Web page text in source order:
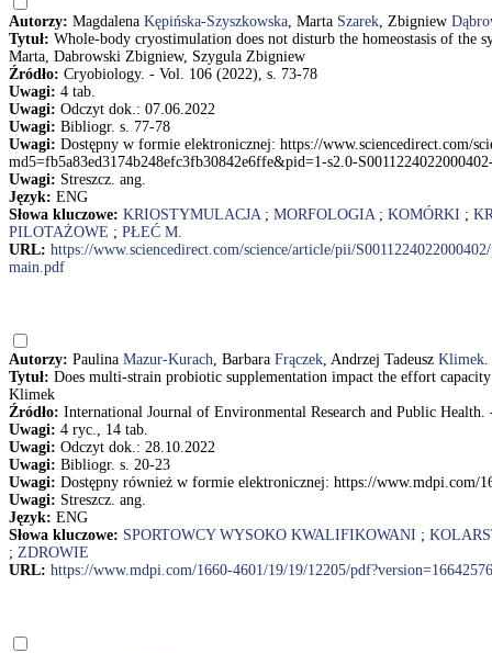
Autorzy: Magdalena Kępińska-Szyszkowska, Marta Szarek, Zbigniew
Tytuł: Whole-body cryostimulation does not disturb the homeostasis of the
Marta, Dabrowski Zbigniew, Szygula Zbigniew
Źródło: Cryobiology. - Vol. 106 (2022), s. 73-78
Uwagi: 4 tab.
Uwagi: Odczyt dok.: 07.06.2022
Uwagi: Bibliogr. s. 77-78
Uwagi: Dostępny w formie elektronicznej: https://www.sciencedirect.com/
md5=fb5a83ed3174b248efc3fb30842e6ffe&pid=1-s2.0-
Uwagi: Streszcz. ang.
Język: ENG
Słowa kluczowe: KRIOSTYMULACJA; MORFOLOGIA; KOMÓRKI ;
PILOTAŻOWE ; PŁEĆ M.
URL: https://www.sciencedirect.com/science/article/pii/
main.pdf
Autorzy: Paulina Mazur-Kurach, Barbara Frączek, Andrzej Tadeusz Klimek.
Tytuł: Does multi-strain probiotic supplementation impact the effort
Klimek
Źródło: International Journal of Environmental Research and Public
Uwagi: 4 ryc., 14 tab.
Uwagi: Odczyt dok.: 28.10.2022
Uwagi: Bibliogr. s. 20-23
Uwagi: Dostępny również w formie elektronicznej: https://www.mdpi.com/
Uwagi: Streszcz. ang.
Język: ENG
Słowa kluczowe: SPORTOWCY WYSOKO KWALIFIKOWANI ;
; ZDROWIE
URL: https://www.mdpi.com/1660-4601/19/19/12205/